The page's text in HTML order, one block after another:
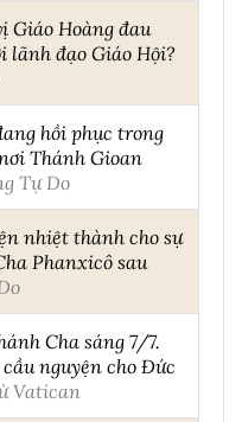
Giáo Hoàng đau
lãnh đạo Giáo Hội?
hồi phục trong
Thánh Gioan
Tự Do
nhiệt thành cho sự
Phanxicô sau
Cha sáng 7/7.
nguyện cho Đức
Vatican